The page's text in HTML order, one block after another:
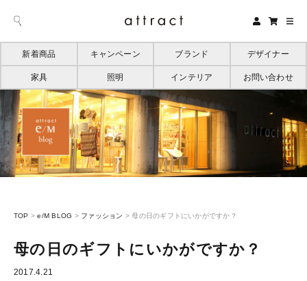
新着商品 キャンペーン ブランド デザイナー
家具 照明 インテリア お問い合わせ
TOP >e/M BLOG > ファッション >母の日のギフトにいかがですか？
母の日のギフトにいかがですか？
2017.4.21